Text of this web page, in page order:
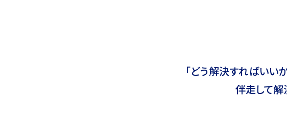
「どう解決すればいい
伴走して解